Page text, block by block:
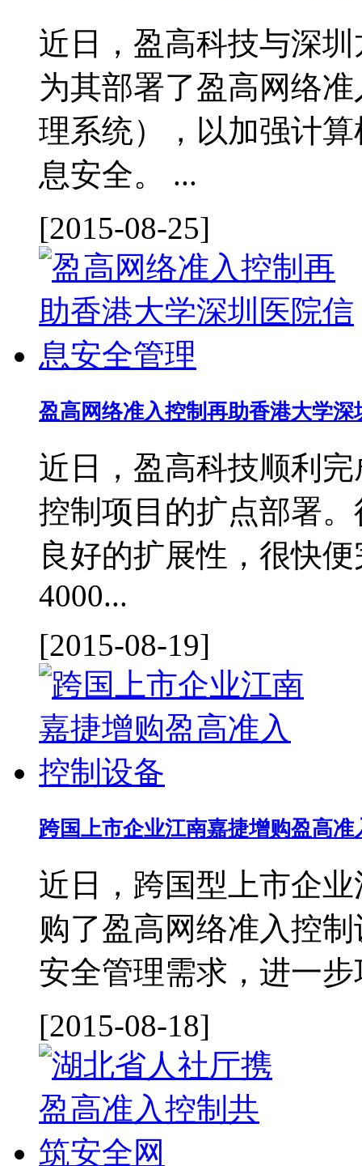
近日，盈高科技与深
为其部署了盈高网络
理系统），以加强计
息安全。 ...
[2015-08-25]
盈高网络准入控制再助香港大学
近日，盈高科技顺利
控制项目的扩点部署
良好的扩展性，很快
4000...
[2015-08-19]
跨国上市企业江南嘉捷增购盈高准
近日，跨国型上市企
购了盈高网络准入控
安全管理需求，进一
[2015-08-18]